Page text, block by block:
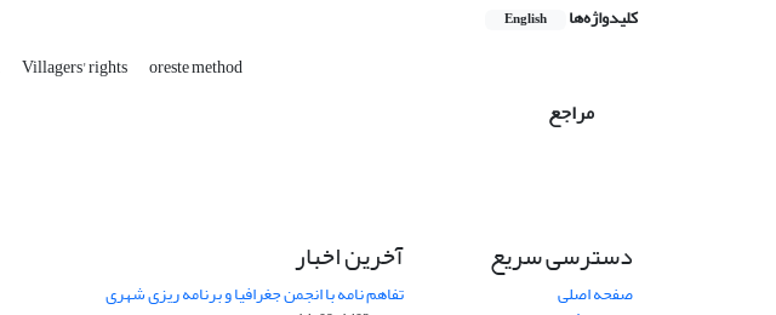
کلیدواژه‌ها English
Villagers' rights oreste method
مراجع
دسترسی سریع
صفحه اصلی
آخرین اخبار
تفاهم نامه با انجمن جغرافیا و برنامه ریزی شهری